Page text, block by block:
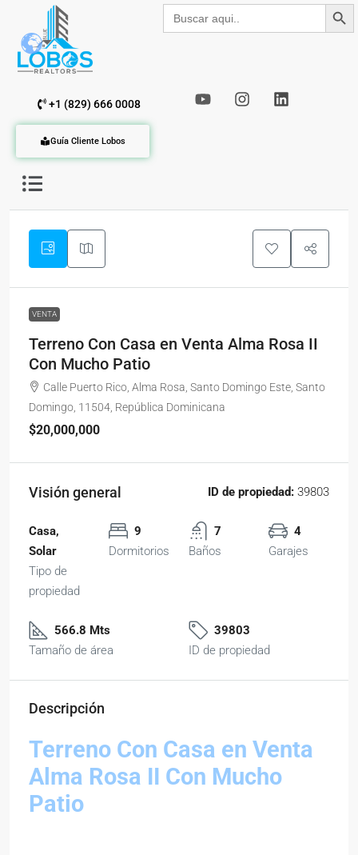
Buscar: Botón de
+1 (829) 666 0008
Guía Cliente Lobos
VENTA
Terreno Con Casa en Venta Alma Rosa II
Con Mucho Patio
Calle Puerto Rico, Alma Rosa, Santo Domingo Este, Santo
Domingo, 11504, República Dominicana
$20,000,000
Visión general ID de propiedad: 39803
Casa,
Solar
Tipo de
propiedad
9
Dormitorios
7
Baños
4
Garajes
566.8 Mts
Tamaño de área
39803
ID de propiedad
Descripción
Terreno Con Casa en Venta
Alma Rosa II Con Mucho
Patio